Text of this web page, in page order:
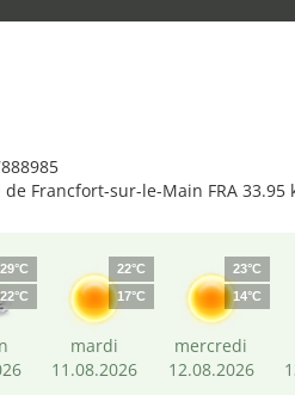
Francfort-sur-le-Main FRA 33.95
29°C
22°C
22°C
17°C
mardi
11.08.2026
23°C
14°C
mercredi
12.08.2026